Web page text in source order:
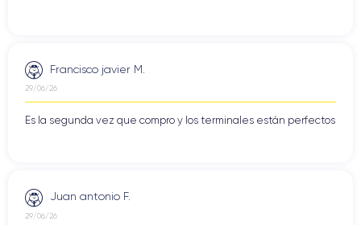
Francisco javier M.
29/06/26
Es la segunda vez que compro y los terminales están perfectos
Juan antonio F.
29/06/26